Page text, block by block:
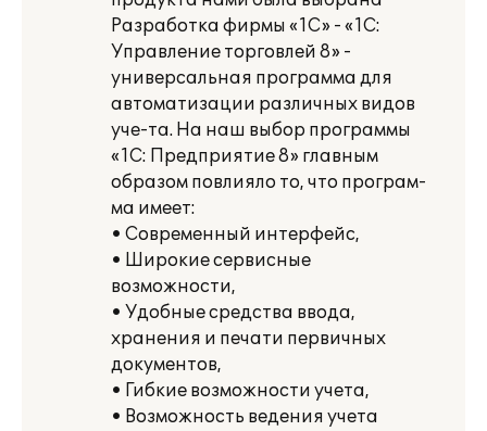
Разработка фирмы «1С» - «1С:
Управление торговлей 8» -
универсальная программа для
автоматизации различных видов
уче-та. На наш выбор программы
«1С: Предприятие 8» главным
образом повлияло то, что програм-
ма имеет:
• Современный интерфейс,
• Широкие сервисные
возможности,
• Удобные средства ввода,
хранения и печати первичных
документов,
• Гибкие возможности учета,
• Возможность ведения учета